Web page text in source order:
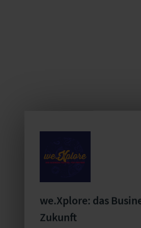
we.Xplore: das
Zukunft